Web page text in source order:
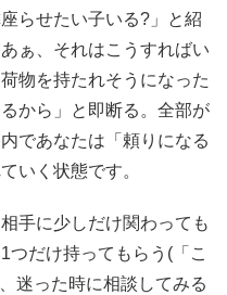
らせたい子いる?」と紹
ぁ、それはこうすればい
物を持たれそうになった
から」と即断る。全部が
であなたは「頼りになる
いく状態です。
手に少しだけ関わっても
つだけ持ってもらう(「こ
迷った時に相談してみる